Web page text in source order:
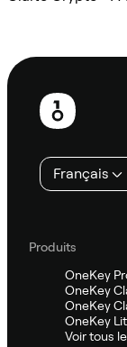
Pied
page
Français
Produits
OneKey
OneKey
OneKey
OneKey
Voir tous